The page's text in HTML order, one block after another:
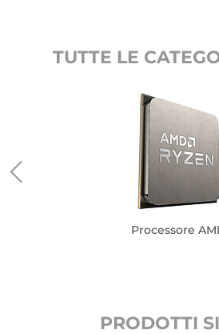
TUTTE LE
Processore
PRODOTTI